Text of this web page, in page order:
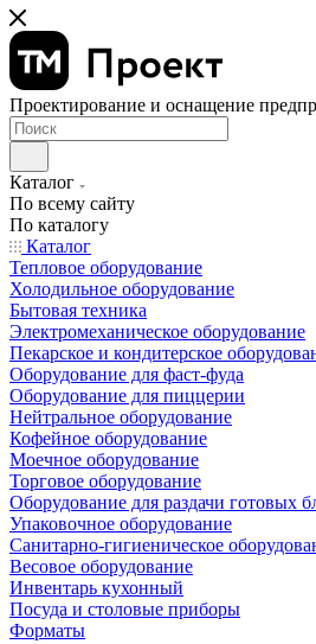
Проектирование и оснащение
Каталог
По всему сайту
По каталогу
Каталог
Тепловое оборудование
Холодильное оборудование
Бытовая техника
Электромеханическое оборудование
Пекарское и кондитерское
Оборудование для фаст-фуда
Оборудование для пиццерии
Нейтральное оборудование
Кофейное оборудование
Моечное оборудование
Торговое оборудование
Оборудование для раздачи готовых
Упаковочное оборудование
Санитарно-гигиеническое
Весовое оборудование
Инвентарь кухонный
Посуда и столовые приборы
Форматы